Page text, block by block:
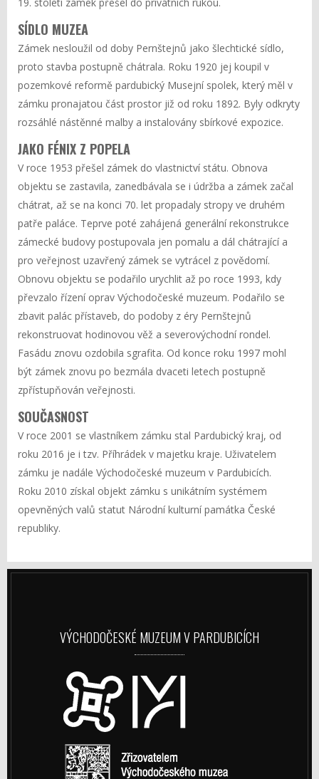
SÍDLO MUZEA
Zámek nesloužil od doby Pernštejnů jako šlechtické sídlo,
proto stavba postupně chátrala. Roku 1920 jej koupil v
pozemkové reformě pardubický Musejní spolek, který měl v
zámku pronajatou část prostor již od roku 1892. Byly odkryty
rozsáhlé nástěnné malby a instalovány sbírkové expozice.
JAKO FÉNIX Z POPELA
V roce 1953 přešel zámek do vlastnictví státu. Obnova
objektu se zastavila, zanedbávala se i údržba a zámek začal
chátrat, až se na konci 70. let propadaly stropy ve druhém
patře paláce. Teprve poté zahájená generální rekonstrukce
zámecké budovy postupovala jen pomalu a dál chátrající a
pro veřejnost uzavřený zámek se vytrácel z povědomí.
Obnovu objektu se podařilo urychlit až po roce 1993, kdy
převzalo řízení oprav Východočeské muzeum. Podařilo se
zbavit palác přístaveb, do podoby z éry Pernštejnů
rekonstruovat hodinovou věž a severovýchodní rondel.
Fasádu znovu ozdobila sgrafita. Od konce roku 1997 mohl
být zámek znovu po bezmála dvaceti letech postupně
zpřístupňován veřejnosti.
SOUČASNOST
V roce 2001 se vlastníkem zámku stal Pardubický kraj, od
roku 2016 je i tzv. Příhrádek v majetku kraje. Uživatelem
zámku je nadále Východočeské muzeum v Pardubicích.
Roku 2010 získal objekt zámku s unikátním systémem
opevněných valů statut Národní kulturní památka České
republiky.
VÝCHODOČESKÉ MUZEUM V PARDUBICÍCH